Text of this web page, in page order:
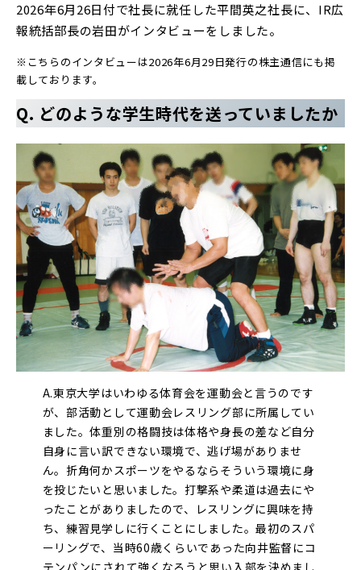
2026年6月26日付で社長に就任した平間英之社長に、IR広
報統括部長の岩田がインタビューをしました。
※こちらのインタビューは2026年6月29日発行の株主通信にも掲
載しております。
Q. どのような学生時代を送っていましたか
A.東京大学はいわゆる体育会を運動会と言うのです
が、部活動として運動会レスリング部に所属してい
ました。体重別の格闘技は体格や身長の差など自分
自身に言い訳できない環境で、逃げ場がありませ
ん。折角何かスポーツをやるならそういう環境に身
を投じたいと思いました。打撃系や柔道は過去にや
ったことがありましたので、レスリングに興味を持
ち、練習見学しに行くことにしました。最初のスパ
ーリングで、当時60歳くらいであった向井監督にコ
テンパンにされて強くなろうと思い入部を決めまし